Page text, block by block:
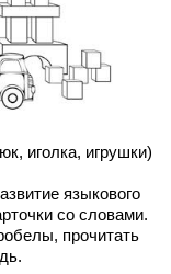
иголка, игрушки)
языкового
со словами.
прочитать